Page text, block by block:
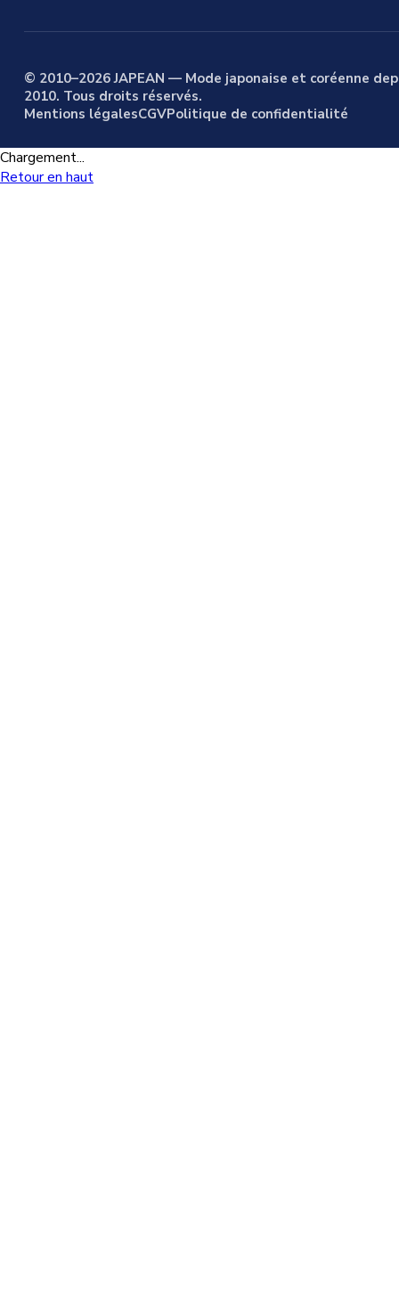
© 2010–2026 JAPEAN — Mode japonaise et coréenne
2010. Tous droits réservés.
Mentions légalesCGVPolitique de confidentialité
Chargement...
Retour en haut